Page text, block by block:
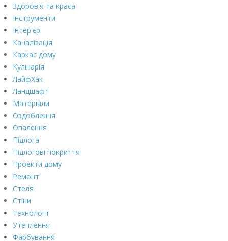
Здоров'я та краса
Інструменти
Інтер'єр
Каналізація
Каркас дому
Кулінарія
ЛайфХак
Ландшафт
Матеріали
Оздоблення
Опалення
Підлога
Підлогові покриття
Проекти дому
Ремонт
Стеля
Стіни
Технології
Утеплення
Фарбування